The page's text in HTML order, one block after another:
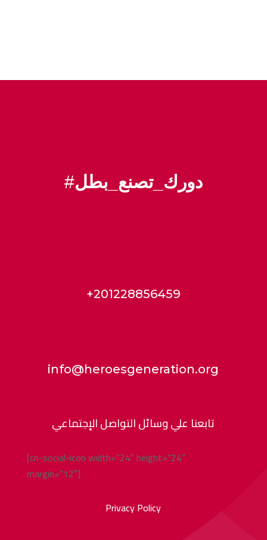
#دورك_تصنع_بطل
+201228856459
info@heroesgeneration.org
تابعنا علي وسائل التواصل الإجتماعي
[cn-social-icon width=”24″ height=”24″
margin=”12″]
Privacy Policy